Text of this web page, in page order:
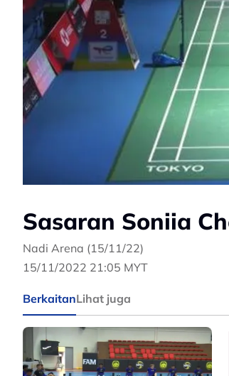
Sasaran Soniia
Nadi Arena (15/11/22)
15/11/2022 21:05 MYT
BerkaitanLihat juga